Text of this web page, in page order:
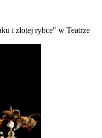
i złotej rybce" w Teatrze